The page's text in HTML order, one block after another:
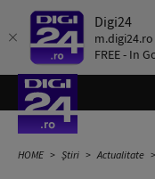
Digi24
m.digi24.ro
FREE - In
HOME Știri Actualitate